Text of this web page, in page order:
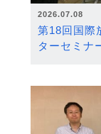
2026.07.08
第18回国際
ターセミナ